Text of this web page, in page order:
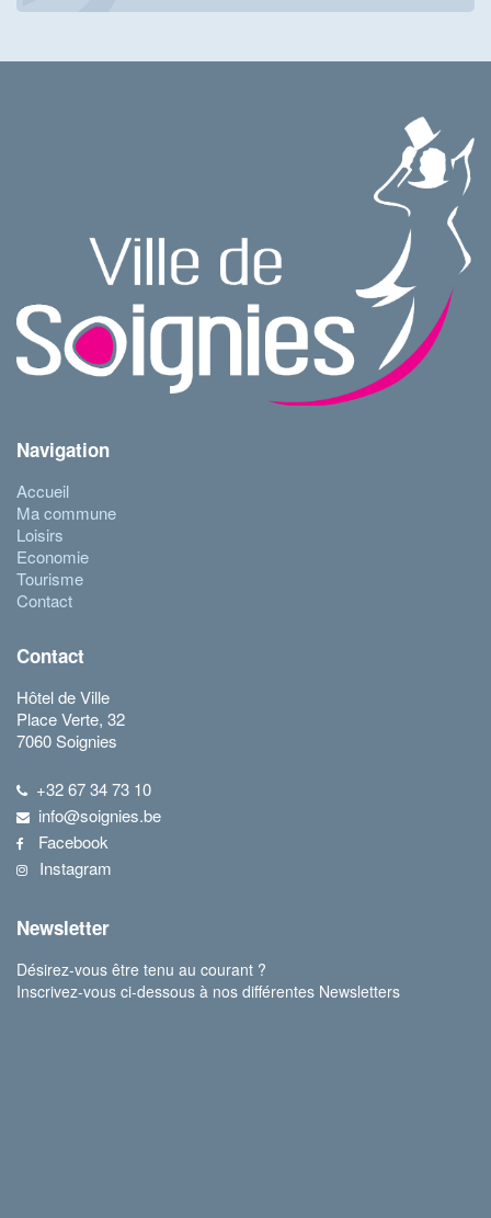
Navigation
Accueil
Ma commune
Loisirs
Economie
Tourisme
Contact
Contact
Hôtel de Ville
Place Verte, 32
7060 Soignies
+32 67 34 73 10
info@soignies.be
Facebook
Instagram
Newsletter
Désirez-vous être tenu au courant ?
Inscrivez-vous ci-dessous à nos différentes Newsletters